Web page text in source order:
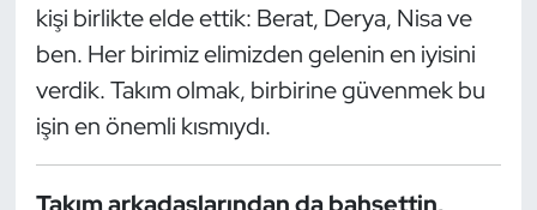
kişi birlikte elde ettik: Berat, Derya, Nisa ve
ben. Her birimiz elimizden gelenin en iyisini
verdik. Takım olmak, birbirine güvenmek bu
işin en önemli kısmıydı.
Takım arkadaşlarından da bahsettin,
Paralimpik
Ragbi